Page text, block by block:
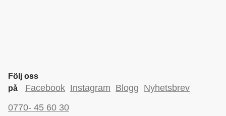
Följ oss
på
Facebook Instagram Blogg Nyhetsbrev
0770- 45 60 30